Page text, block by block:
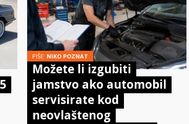
PIŠE: NIKO POZNAT
Možete li izgubiti
jamstvo ako automobil
servisirate kod
neovlaštenog